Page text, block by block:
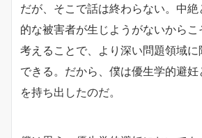
だが、そこで話は終わらない。中
的な被害者が生じようがないから
考えることで、より深い問題領域
できる。だから、僕は優生学的避
を持ち出したのだ。